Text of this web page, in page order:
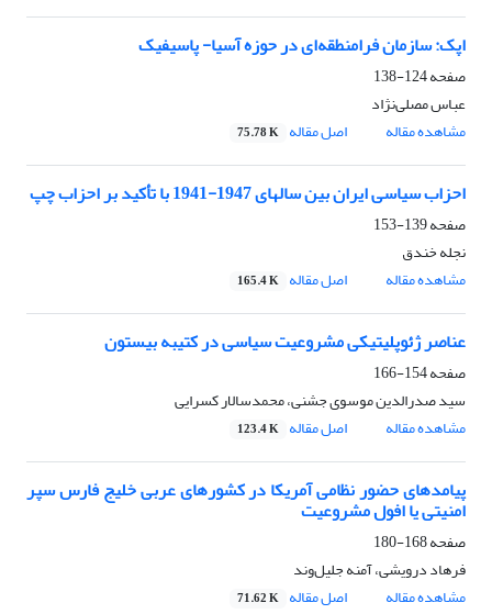
اپک: سازمان فرامنطقه‌ای در حوزه آسیا- پاسیفیک
صفحه124-138
عباس مصلی‌نژاد
مشاهده مقاله
اصل مقاله 75.78 K
احزاب سیاسی ایران بین سالهای 1947-1941 با تأکید بر احزاب چپ
صفحه139-153
نجله خندق
مشاهده مقاله
اصل مقاله 165.4 K
عناصر ژئوپلیتیکی مشروعیت سیاسی در کتیبه بیستون
صفحه154-166
سید صدرالدین موسوی جشنی، محمدسالار کسرایی
مشاهده مقاله
اصل مقاله 123.4 K
پیامدهای حضور نظامی آمریکا در کشورهای عربی خلیج فارس سپر
امنیتی یا افول مشروعیت
صفحه168-180
فرهاد درویشی، آمنه جلیل‌وند
مشاهده مقاله
اصل مقاله 71.62 K